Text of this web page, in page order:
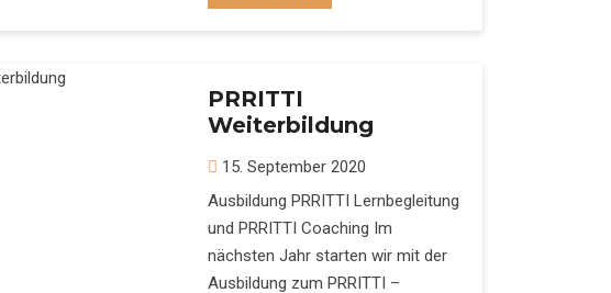
PRRITTI
Weiterbildung
15. September 2020
Ausbildung PRRITTI Lernbegleitung
und PRRITTI Coaching Im
nächsten Jahr starten wir mit der
Ausbildung zum PRRITTI –